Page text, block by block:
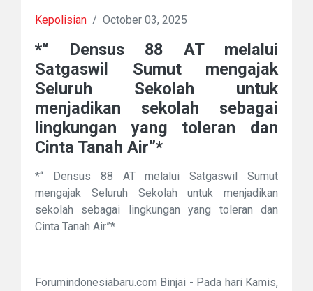
Kepolisian / October 03, 2025
*“ Densus 88 AT melalui
Satgaswil Sumut mengajak
Seluruh Sekolah untuk
menjadikan sekolah sebagai
lingkungan yang toleran dan
Cinta Tanah Air”*
*“ Densus 88 AT melalui Satgaswil Sumut
mengajak Seluruh Sekolah untuk menjadikan
sekolah sebagai lingkungan yang toleran dan
Cinta Tanah Air”*
Forumindonesiabaru.com Binjai - Pada hari Kamis,